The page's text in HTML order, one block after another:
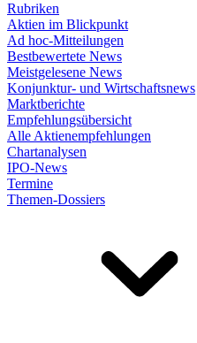
Rubriken
Aktien im Blickpunkt
Ad hoc-Mitteilungen
Bestbewertete News
Meistgelesene News
Konjunktur- und Wirtschaftsnews
Marktberichte
Empfehlungsübersicht
Alle Aktienempfehlungen
Chartanalysen
IPO-News
Termine
Themen-Dossiers